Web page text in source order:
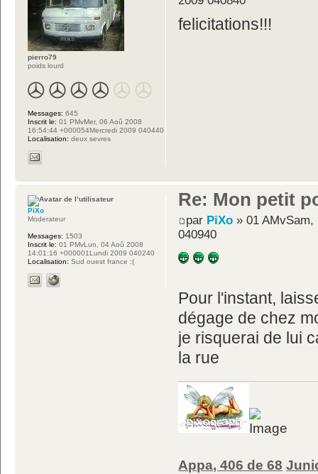
felicitations!!!
pierro79
poids lourd
Messages: 645
Inscrit le: 01 PMvMer, 06 Aoû 2008
16:54:44 +000054Mercredi 2009 040440
Localisation: deux sevres
Re: Mon petit
par PiXo » 01 AMvSam,
040940
Pour l'instant,
dégage de chez
je risquerai de lui
la rue
Appa, 406 de 68
PiXo
Moderateur
Messages: 1503
Inscrit le: 01 PMvLun, 04 Aoû 2008
14:01:16 +000001Lundi 2009 040240
Localisation: Sud ouest france :(